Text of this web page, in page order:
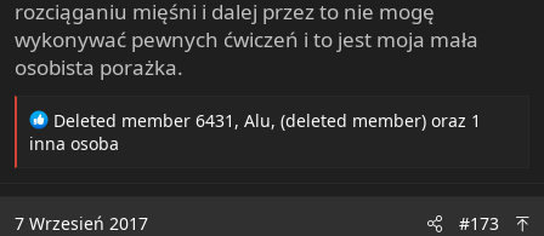
rozciąganiu mięśni i dalej przez to nie mogę
wykonywać pewnych ćwiczeń i to jest moja mała
osobista porażka.
R
e
Deleted member 6431 , Alu, (deleted member) oraz 1
inna osoba
7 Wrzesień 2017 #173